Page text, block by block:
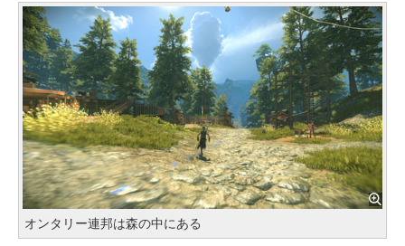
オンタリー連邦は森の中にある